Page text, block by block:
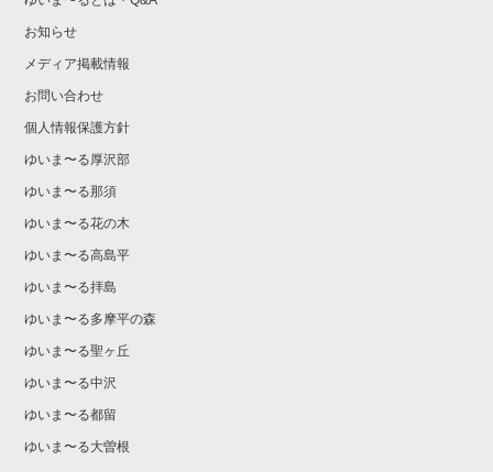
お知らせ
メディア掲載情報
お問い合わせ
個人情報保護方針
ゆいま〜る厚沢部
ゆいま〜る那須
ゆいま〜る花の木
ゆいま〜る高島平
ゆいま〜る拝島
ゆいま〜る多摩平の森
ゆいま〜る聖ヶ丘
ゆいま〜る中沢
ゆいま〜る都留
ゆいま〜る大曽根